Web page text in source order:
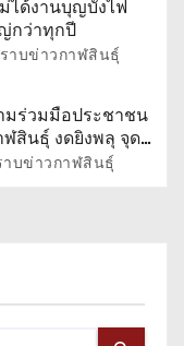
ได้งานบุญบั้งไฟ
กว่าทุกปี
าบข่าวกาฬสินธุ์
มร่วมมือประชาชน
สินธุ์ งดยิงพลุ จุด
อย
บข่าวกาฬสินธุ์